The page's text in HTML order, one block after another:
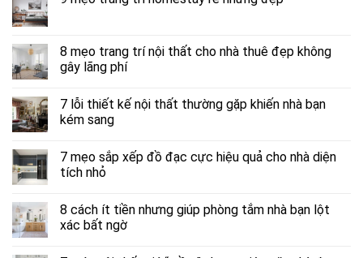
8 mẹo trang trí nội thất cho nhà thuê đẹp không
gây lãng phí
7 lỗi thiết kế nội thất thường gặp khiến nhà bạn
kém sang
7 mẹo sắp xếp đồ đạc cực hiệu quả cho nhà diện
tích nhỏ
8 cách ít tiền nhưng giúp phòng tắm nhà bạn lột
xác bất ngờ